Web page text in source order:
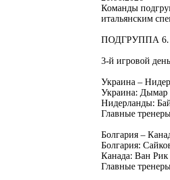
Команды
итальянским
ПОДГРУППА
3-й игровой
Украина –
Украина:
Нидерланды:
Главные
Болгария –
Болгария:
Канада: Ван
Главные